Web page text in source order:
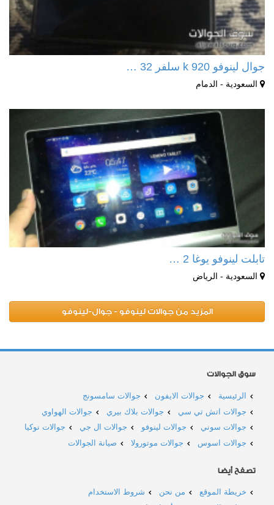
جوال لينوفو k 920 سلفر 32 …
السعودية - الدمام
تابلت لينوفو يوغا 2 …
السعودية - الرياض
المزيد من جوالات لينوفو - جوال-لينوفو
سوق الجوالات
الرئيسية جوالات الايفون
جوالات سامسونج
جوالات اتش تي سي
جوالات بلاك بيري
جوالات الهواوي
جوالات سوني
جوالات لينوفو جوالات ال جي
جوالات نوكيا
جوالات اسوس
جوالات موتورولا صيانة الجوالات
تصفح أيضا
خريطة الموقع من نحن
شروط الاستخدام